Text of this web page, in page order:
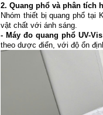
2. Quang phổ và phân tích
Nhóm thiết bị quang phổ tại
vật chất với ánh sáng.
- Máy đo quang phổ UV-
theo dược điển, với độ ổn